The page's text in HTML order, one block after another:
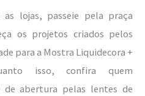
lojas, passeie pela praça
os projetos criados pelos
para a Mostra Liquidecora +
isso, confira quem
de abertura pelas lentes de